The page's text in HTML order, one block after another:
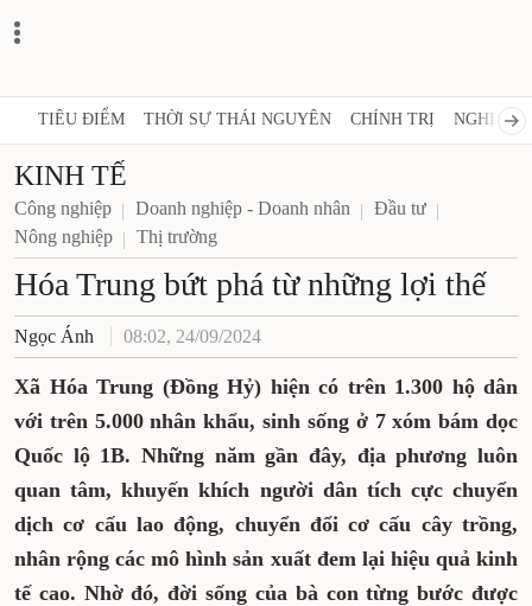
TIÊU ĐIỂM THỜI SỰ THÁI NGUYÊN CHÍNH TRỊ NGHỊ
KINH TẾ
Công nghiệp Doanh nghiệp - Doanh nhân
Đầu tư
Nông nghiệp
Thị trường
Hóa Trung bứt phá từ những lợi thế
Ngọc Ánh 08:02, 24/09/2024
Xã Hóa Trung (Đồng Hỷ) hiện có trên 1.300 hộ dân
với trên 5.000 nhân khẩu, sinh sống ở 7 xóm bám dọc
Quốc lộ 1B. Những năm gần đây, địa phương luôn
quan tâm, khuyến khích người dân tích cực chuyển
dịch cơ cấu lao động, chuyển đổi cơ cấu cây trồng,
nhân rộng các mô hình sản xuất đem lại hiệu quả kinh
tế cao. Nhờ đó, đời sống của bà con từng bước được